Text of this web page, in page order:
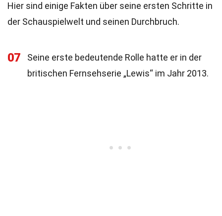
Hier sind einige Fakten über seine ersten Schritte in
der Schauspielwelt und seinen Durchbruch.
07
Seine erste bedeutende Rolle hatte er in der
britischen Fernsehserie „Lewis“ im Jahr 2013.